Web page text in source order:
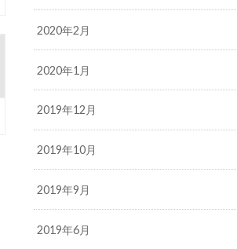
2020年2月
2020年1月
2019年12月
2019年10月
2019年9月
2019年6月